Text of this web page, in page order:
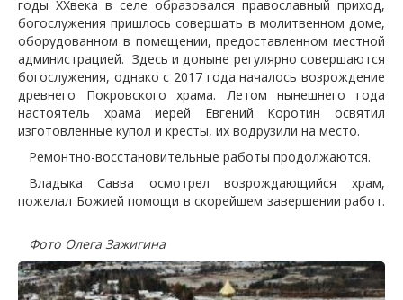
годы XXвека в селе образовался православный приход,
богослужения пришлось совершать в молитвенном доме,
оборудованном в помещении, предоставленном местной
администрацией. Здесь и доныне регулярно совершаются
богослужения, однако с 2017 года началось возрождение
древнего Покровского храма. Летом нынешнего года
настоятель храма иерей Евгений Коротин освятил
изготовленные купол и кресты, их водрузили на место.
Ремонтно-восстановительные работы продолжаются.
Владыка Савва осмотрел возрождающийся храм,
пожелал Божией помощи в скорейшем завершении работ.
Фото Олега Зажигина